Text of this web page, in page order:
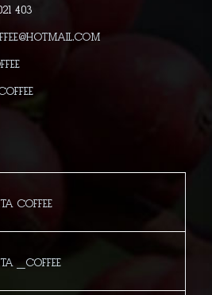
403
Coffee
_Coffee